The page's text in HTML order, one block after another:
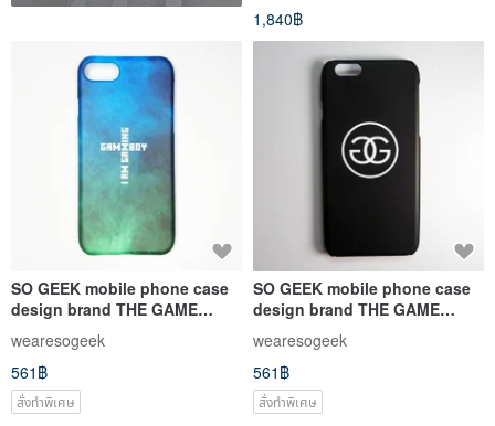
1,840฿
SO GEEK mobile phone case
design brand THE GAME
GEEK GB faith model
wearesogeek
561฿
สั่งทำพิเศษ
SO GEEK mobile phone case
design brand THE GAME
GEEK fashion GG
wearesogeek
561฿
สั่งทำพิเศษ